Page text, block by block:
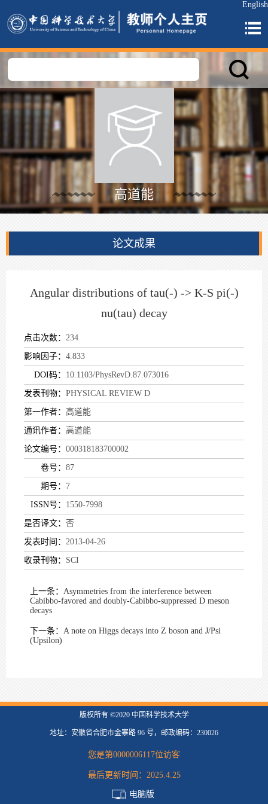
English
高道能
论文成果
Angular distributions of tau(-) -> K-S pi(-)
nu(tau) decay
点击次数： 234
影响因子： 4.833
DOI码： 10.1103/PhysRevD.87.073016
发表刊物： PHYSICAL REVIEW D
第一作者： 高道能
通讯作者： 高道能
论文编号： 000318183700002
卷号： 87
期号： 7
ISSN号： 1550-7998
是否译文： 否
发表时间： 2013-04-26
收录刊物： SCI
上一条： Asymmetries from the interference between
Cabibbo-favored and doubly-Cabibbo-suppressed D meson
decays
下一条： A note on Higgs decays into Z boson and J/Psi
(Upsilon)
版权所有 ©2020 中国科学技术大学
地址：安徽省合肥市金寨路 96 号，邮政编码：230026
您是第0000006117位访客
最后更新时间： 2025.4.25
电脑版